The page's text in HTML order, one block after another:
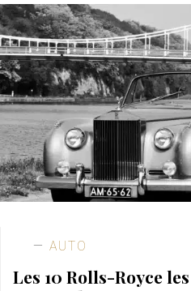
AUTO
Les 10 Rolls-Royce